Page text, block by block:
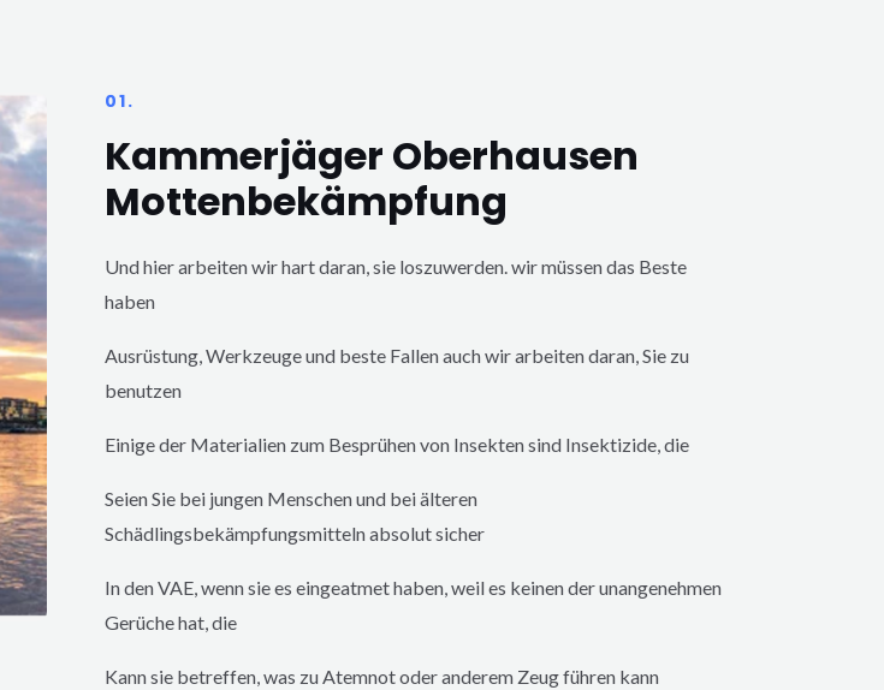
01.
Kammerjäger Oberhausen
Mottenbekämpfung
Und hier arbeiten wir hart daran, sie loszuwerden. wir müssen das Beste
haben
Ausrüstung, Werkzeuge und beste Fallen auch wir arbeiten daran, Sie zu
benutzen
Einige der Materialien zum Besprühen von Insekten sind Insektizide, die
Seien Sie bei jungen Menschen und bei älteren
Schädlingsbekämpfungsmitteln absolut sicher
In den VAE, wenn sie es eingeatmet haben, weil es keinen der unangenehmen
Gerüche hat, die
Kann sie betreffen, was zu Atemnot oder anderem Zeug führen kann